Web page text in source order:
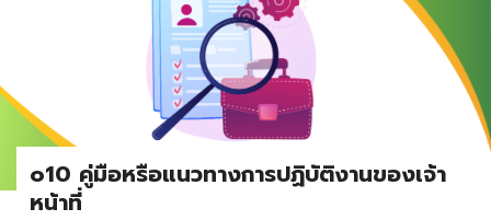
o10 คู่มือหรือแนวทางการปฏิบัติงานของเจ้า
หน้าที่